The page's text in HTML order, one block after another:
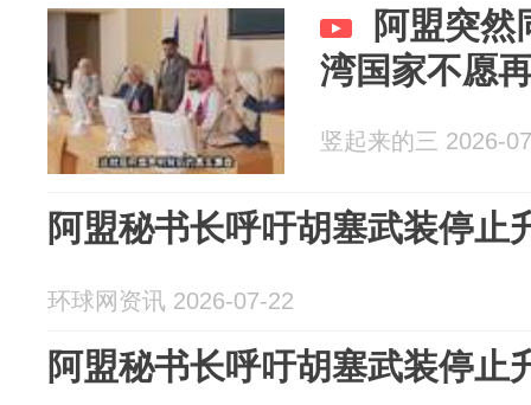
阿盟突然
湾国家不愿
竖起来的三 2026-
阿盟秘书长呼吁胡塞武装停止
环球网资讯 2026-07-22
阿盟秘书长呼吁胡塞武装停止